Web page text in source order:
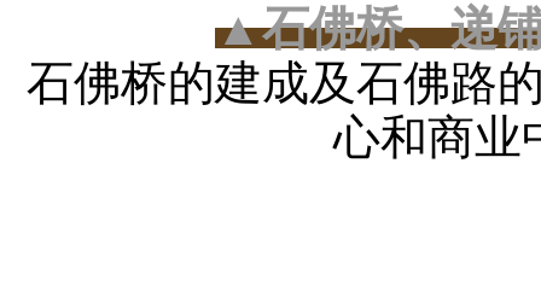
▲石佛桥、递
石佛桥的建成及石佛路
心和商业